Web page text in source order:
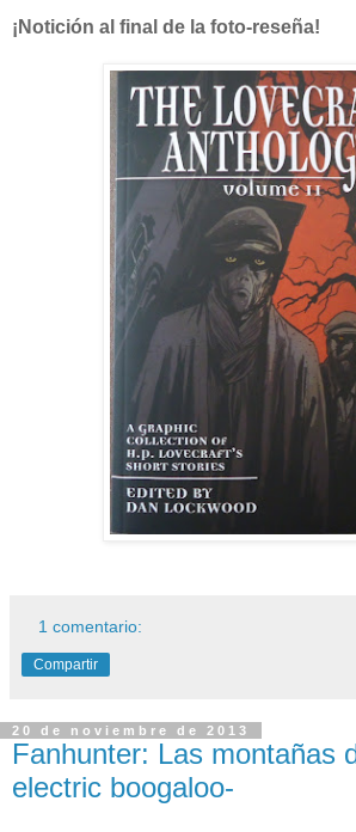
¡Notición al final de la foto-reseña!
1 comentario:
Compartir
20 de noviembre de 2013
Fanhunter: Las montañas
electric boogaloo-